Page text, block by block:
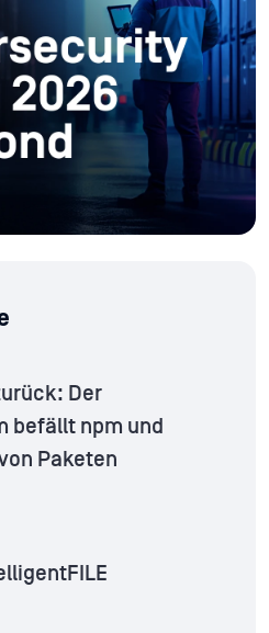
Der
befällt npm und
Paketen